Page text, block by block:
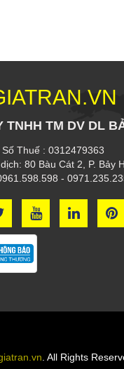
TNHH TM DV DL
Thuế : 0312479363
80 Bàu Cát 2, P. Bảy
-
. All Rights